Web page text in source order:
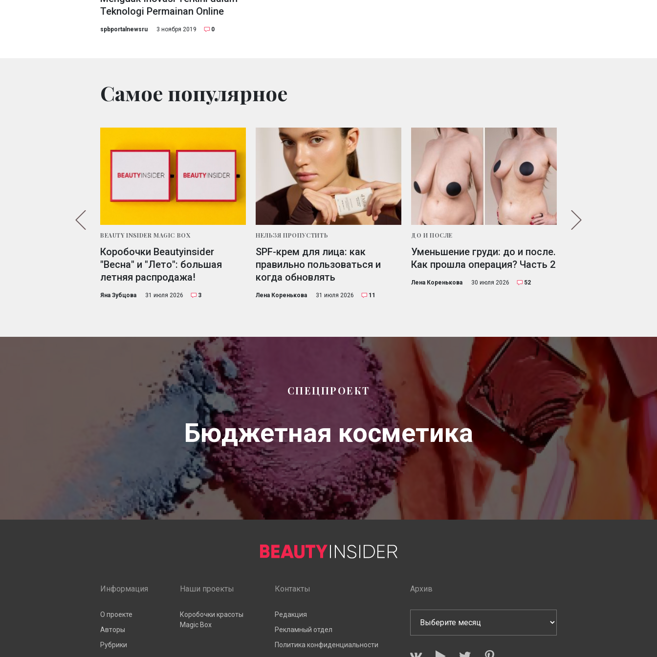
Teknologi Permainan Online
spbportalnewsru 3 ноября 2019 0
Самое популярное
BEAUTY INSIDER MAGIC BOX
Коробочки Beautyinsider
"Весна" и "Лето": большая
летняя распродажа!
Яна Зубцова 31 июля 2026 3
НЕЛЬЗЯ ПРОПУСТИТЬ
SPF-крем для лица: как
правильно пользоваться и
когда обновлять
Лена Коренькова 31 июля 2026 11
ДО И ПОСЛЕ
Уменьшение груди: до и после.
Как прошла операция? Часть 2
Лена Коренькова 30 июля 2026 52
СПЕЦПРОЕКТ
Бюджетная косметика
Информация
О проекте
Авторы
Рубрики
Наши проекты
Коробочки красоты
Magic Box
Контакты
Редакция
Рекламный отдел
Политика конфиденциальности
Архив